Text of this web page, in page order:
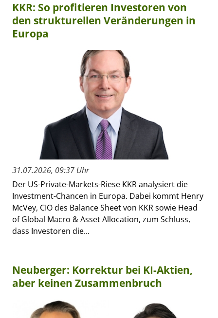
KKR: So profitieren Investoren von
den strukturellen Veränderungen in
Europa
31.07.2026, 09:37 Uhr
Der US-Private-Markets-Riese KKR analysiert die
Investment-Chancen in Europa. Dabei kommt Henry
McVey, CIO des Balance Sheet von KKR sowie Head
of Global Macro & Asset Allocation, zum Schluss,
dass Investoren die...
Neuberger: Korrektur bei KI-Aktien,
aber keinen Zusammenbruch